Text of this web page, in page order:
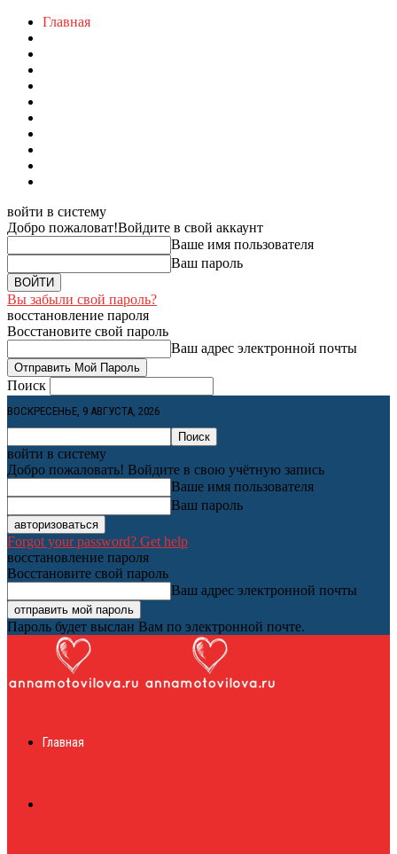
Главная
войти в систему
Добро пожаловат!Войдите в свой аккаунт
Ваше имя пользователя
Ваш пароль
Вы забыли свой пароль?
восстановление пароля
Восстановите свой пароль
Ваш адрес электронной почты
Поиск
ВОСКРЕСЕНЬЕ, 9 АВГУСТА, 2026
войти в систему
Добро пожаловать! Войдите в свою учётную запись
Ваше имя пользователя
Ваш пароль
Forgot your password? Get help
восстановление пароля
Восстановите свой пароль
Ваш адрес электронной почты
Пароль будет выслан Вам по электронной почте.
журналГлавная